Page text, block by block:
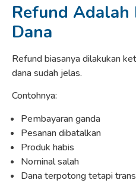
Refund Adalah
Dana
Refund biasanya dilakukan
dana sudah jelas.
Contohnya:
Pembayaran ganda
Pesanan dibatalkan
Produk habis
Nominal salah
Dana terpotong tetapi